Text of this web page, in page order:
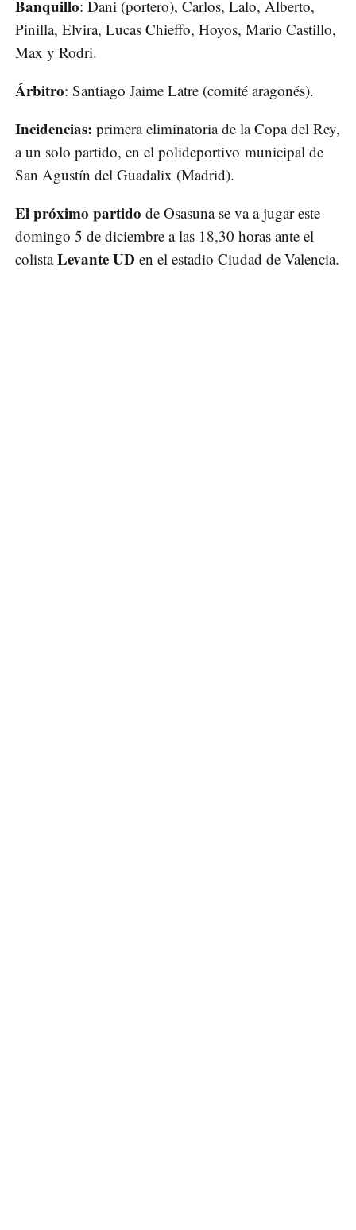
Banquillo: Dani (portero), Carlos, Lalo, Alberto,
Pinilla, Elvira, Lucas Chieffo, Hoyos, Mario Castillo,
Max y Rodri.
Árbitro: Santiago Jaime Latre (comité aragonés).
Incidencias: primera eliminatoria de la Copa del Rey,
a un solo partido, en el polideportivo municipal de
San Agustín del Guadalix (Madrid).
El próximo partido de Osasuna se va a jugar este
domingo 5 de diciembre a las 18,30 horas ante el
colistaLevante UD en el estadio Ciudad de Valencia.